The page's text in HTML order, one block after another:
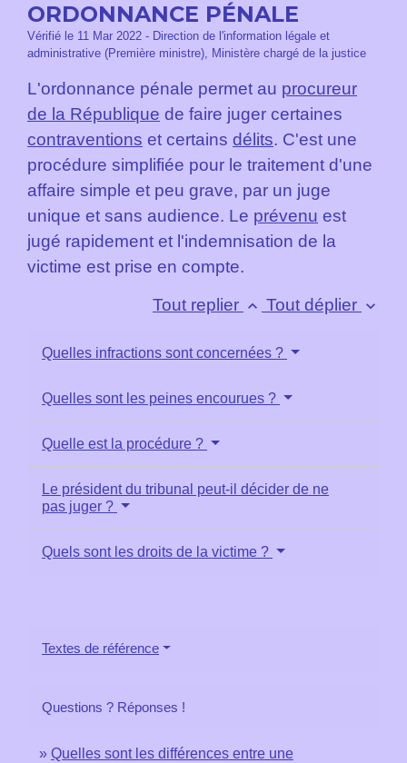
ORDONNANCE PÉNALE
Vérifié le 11 Mar 2022 - Direction de l'information légale et
administrative (Première ministre), Ministère chargé de la justice
L'ordonnance pénale permet au procureur
de la République de faire juger certaines
contraventions et certains délits. C'est une
procédure simplifiée pour le traitement d'une
affaire simple et peu grave, par un juge
unique et sans audience. Le prévenu est
jugé rapidement et l'indemnisation de la
victime est prise en compte.
Tout replier keyboard_arrow_up Tout déplier keyboard_arrow_down
Quelles infractions sont concernées ?
Quelles sont les peines encourues ?
Quelle est la procédure ?
Le président du tribunal peut-il décider de ne
pas juger ?
Quels sont les droits de la victime ?
Textes de référence
Questions ? Réponses !
Quelles sont les différences entre une